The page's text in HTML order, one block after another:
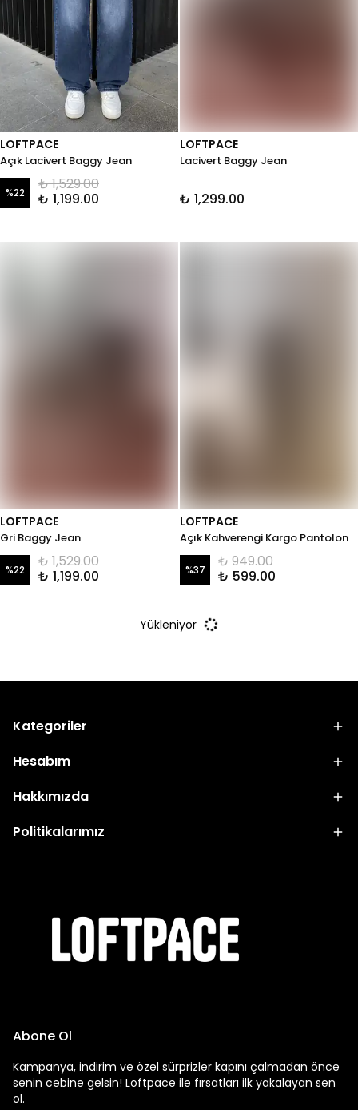
LOFTPACE
Açık Lacivert Baggy Jean
%22
₺ 1,529.00
₺ 1,199.00
LOFTPACE
Lacivert Baggy Jean
₺ 1,299.00
LOFTPACE
Gri Baggy Jean
%22
₺ 1,529.00
₺ 1,199.00
LOFTPACE
Açık Kahverengi Kargo Pantolon
%37
₺ 949.00
₺ 599.00
Yükleniyor
Kategoriler
Hesabım
Hakkımızda
Politikalarımız
Abone Ol
Kampanya, indirim ve özel sürprizler kapını çalmadan önce
senin cebine gelsin! Loftpace ile fırsatları ilk yakalayan sen
ol.